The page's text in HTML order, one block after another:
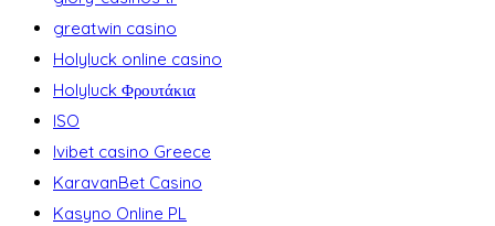
greatwin casino
Holyluck online casino
Holyluck Φρουτάκια
ISO
Ivibet casino Greece
KaravanBet Casino
Kasyno Online PL